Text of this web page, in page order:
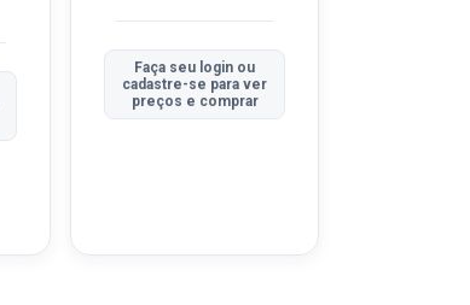
Faça seu login ou
cadastre-se para ver
preços e comprar